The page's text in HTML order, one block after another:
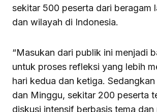
sekitar 500 peserta dari beragam
dan wilayah di Indonesia.
“Masukan dari publik ini menjadi
untuk proses refleksi yang lebih
hari kedua dan ketiga.
dan Minggu, sekitar 200 peserta
diskusi intensif berbasis tema dan